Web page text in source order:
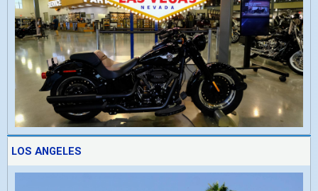
LOS ANGELES